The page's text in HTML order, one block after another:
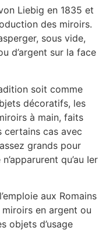
Liebig en 1835 et
des miroirs.
sous vide,
d’argent sur la face
soit comme
décoratifs, les
à main, faits
certains cas avec
grands pour
qu’au Ier
aux Romains
en argent ou
objets d’usage